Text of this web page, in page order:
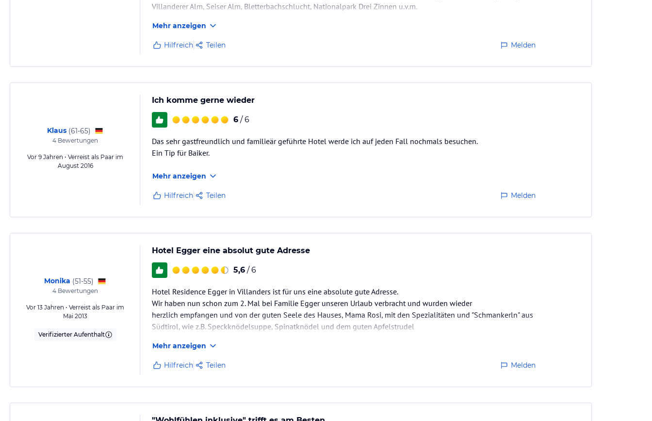
Villanderer Alm, Seiser Alm, Bletterbachschlucht, Nationalpark Drei Zinnen u.v.m.
Mehr anzeigen
Hilfreich Teilen Melden
Klaus (61-65)
4 Bewertungen
Vor 9 Jahren • Verreist als Paar im
August 2016
Ich komme gerne wieder
6 / 6
Das sehr gastfreundlich und familieär geführte Hotel werde ich auf jeden Fall nochmals besuchen.
Ein Tip für Baiker.
Mehr anzeigen
Hilfreich Teilen Melden
Monika (51-55)
4 Bewertungen
Vor 13 Jahren • Verreist als Paar im
Mai 2013
Verifizierter Aufenthalt
Hotel Egger eine absolut gute Adresse
5,6 / 6
Hotel Residence Egger in Villanders ist für uns eine absolute gute Adresse.
Wir haben nun schon zum 2. Mal bei Familie Egger unseren Urlaub verbracht und wurden wieder
herzlich empfangen und von der guten Seele des Hauses, Mama Rosi, mit den Spezialitäten und "Schmankerln" aus
Südtirol, wie z.B. Speckknödelsuppe, Spinatknödel und dem guten Apfelstrudel
wird von der ganzen Familie umsorgt und verwöhnt. Wir…
Mehr anzeigen
Hilfreich Teilen Melden